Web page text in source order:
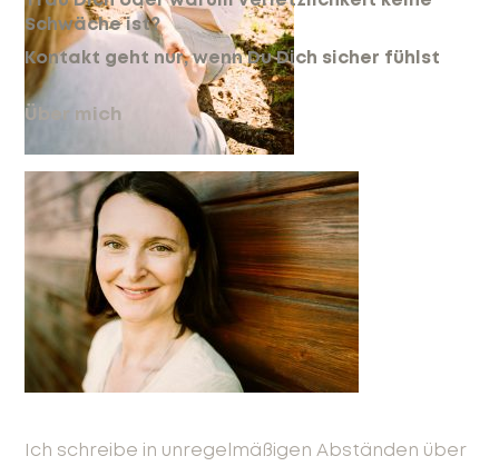
Schwäche ist?
Kontakt geht nur, wenn Du Dich sicher fühlst
Über mich
Ich schreibe in unregelmäßigen Abständen über